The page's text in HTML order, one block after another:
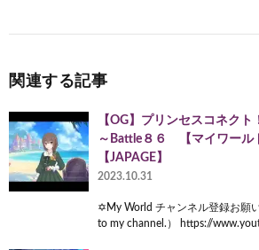
関連する記事
【OG】プリンセスコネク
～Battle８６ 【マイワール
【JAPAGE】
2023.10.31
✡My World チャンネル登録お願
to my channel.） https://